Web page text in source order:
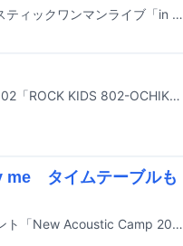
TenTwentyが8月16日に神奈川・Yokohama Bay Hallで開催するアコースティックワンマンライブ「in the Rough 2」のゲストアーティストが発表された。
片岡健太（sumika）と幾田りらが、7月27～30日にオンエアされるFM802「ROCK KIDS 802-OCHIKEN Goes ON!!-」に出演する。
me タイムテーブルも
9月19、20日に群馬・水上高原リゾート200で開催されるキャンプイベント「New Acoustic Camp 2026 ～わらう、うたう、たべる、ねっころがる。～」の第5弾出演アーティストが発表された。